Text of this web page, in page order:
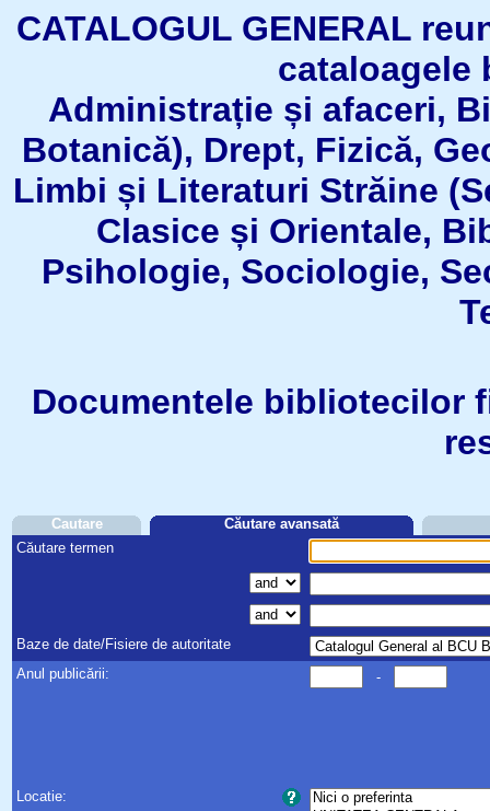
CATALOGUL GENERAL
Administrație și afaceri,
Botanică), Drept, Fizică,
Limbi și Literaturi Străine
Clasice și Orientale,
Psihologie, Sociologie,
Documentele bibliotecilor
Cautare
Căutare avansată
Căutare termen
Baze de date/Fisiere de autoritate
Anul publicării:
-
Locatie: